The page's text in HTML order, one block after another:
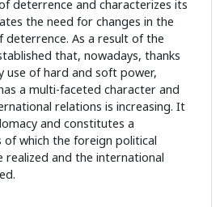
deterrence and characterizes its
the need for changes in the
As a result of the
that, nowadays, thanks
use of hard and soft power,
a multi-faceted character and
relations is increasing. It
and constitutes a
of which the foreign political
and the international